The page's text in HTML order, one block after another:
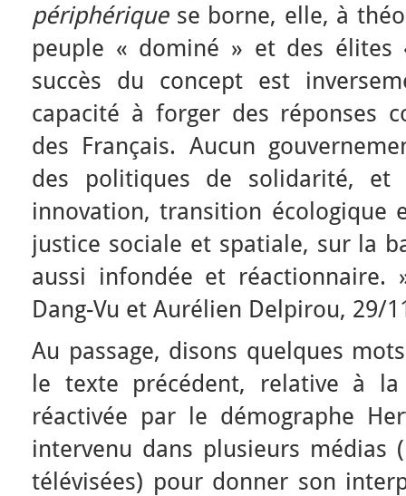
périphériquese borne, elle, à
peuple « dominé » et des élites
succès du concept est
capacité à forger des réponses
des Français. Aucun
des politiques de solidarité, et
innovation, transition écologique
justice sociale et spatiale, sur la
aussi infondée et réactionnaire.
Dang-Vu et Aurélien Delpirou, 29/
Au passage, disons quelques
le texte précédent, relative à
réactivée par le démographe
intervenu dans plusieurs médias
télévisées) pour donner son